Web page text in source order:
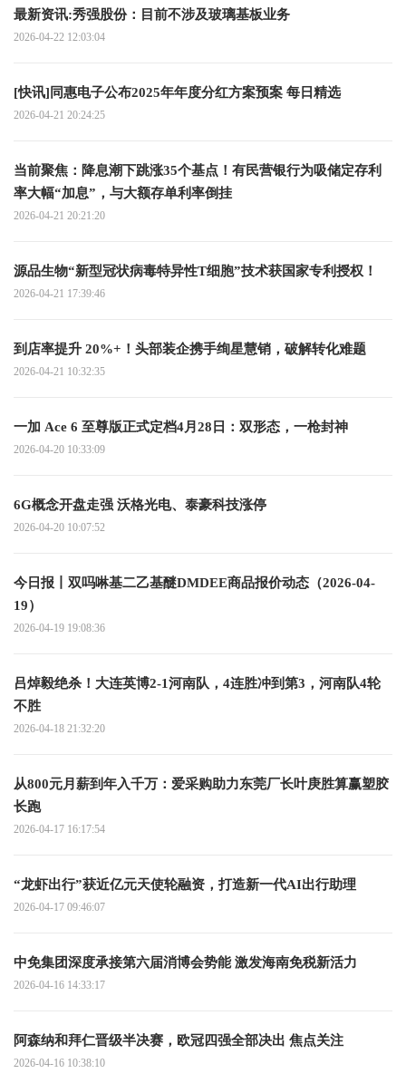
最新资讯:秀强股份：目前不涉及玻璃基板业务
2026-04-22 12:03:04
[快讯]同惠电子公布2025年年度分红方案预案 每日精选
2026-04-21 20:24:25
当前聚焦：降息潮下跳涨35个基点！有民营银行为吸储定存利
率大幅“加息”，与大额存单利率倒挂
2026-04-21 20:21:20
源品生物“新型冠状病毒特异性T细胞”技术获国家专利授权！
2026-04-21 17:39:46
到店率提升 20%+！头部装企携手绚星慧销，破解转化难题
2026-04-21 10:32:35
一加 Ace 6 至尊版正式定档4月28日：双形态，一枪封神
2026-04-20 10:33:09
6G概念开盘走强 沃格光电、泰豪科技涨停
2026-04-20 10:07:52
今日报丨双吗啉基二乙基醚DMDEE商品报价动态（2026-04-
19）
2026-04-19 19:08:36
吕焯毅绝杀！大连英博2-1河南队，4连胜冲到第3，河南队4轮
不胜
2026-04-18 21:32:20
从800元月薪到年入千万：爱采购助力东莞厂长叶庚胜算赢塑胶
长跑
2026-04-17 16:17:54
“龙虾出行”获近亿元天使轮融资，打造新一代AI出行助理
2026-04-17 09:46:07
中免集团深度承接第六届消博会势能 激发海南免税新活力
2026-04-16 14:33:17
阿森纳和拜仁晋级半决赛，欧冠四强全部决出 焦点关注
2026-04-16 10:38:10